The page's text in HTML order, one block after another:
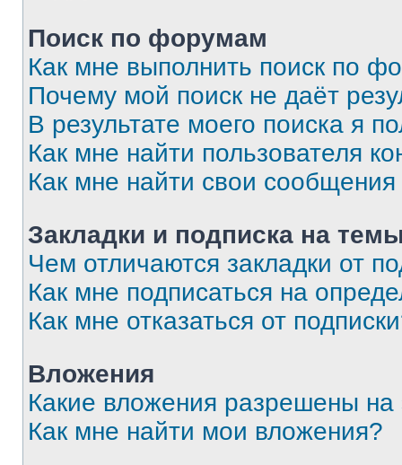
Поиск по форумам
Как мне выполнить поиск по
Почему мой поиск не даёт
В результате моего поиска я
Как мне найти пользователя
Как мне найти свои
Закладки и подписка на
Чем отличаются закладки от
Как мне подписаться на
Как мне отказаться от
Вложения
Какие вложения разрешены
Как мне найти мои вложения?